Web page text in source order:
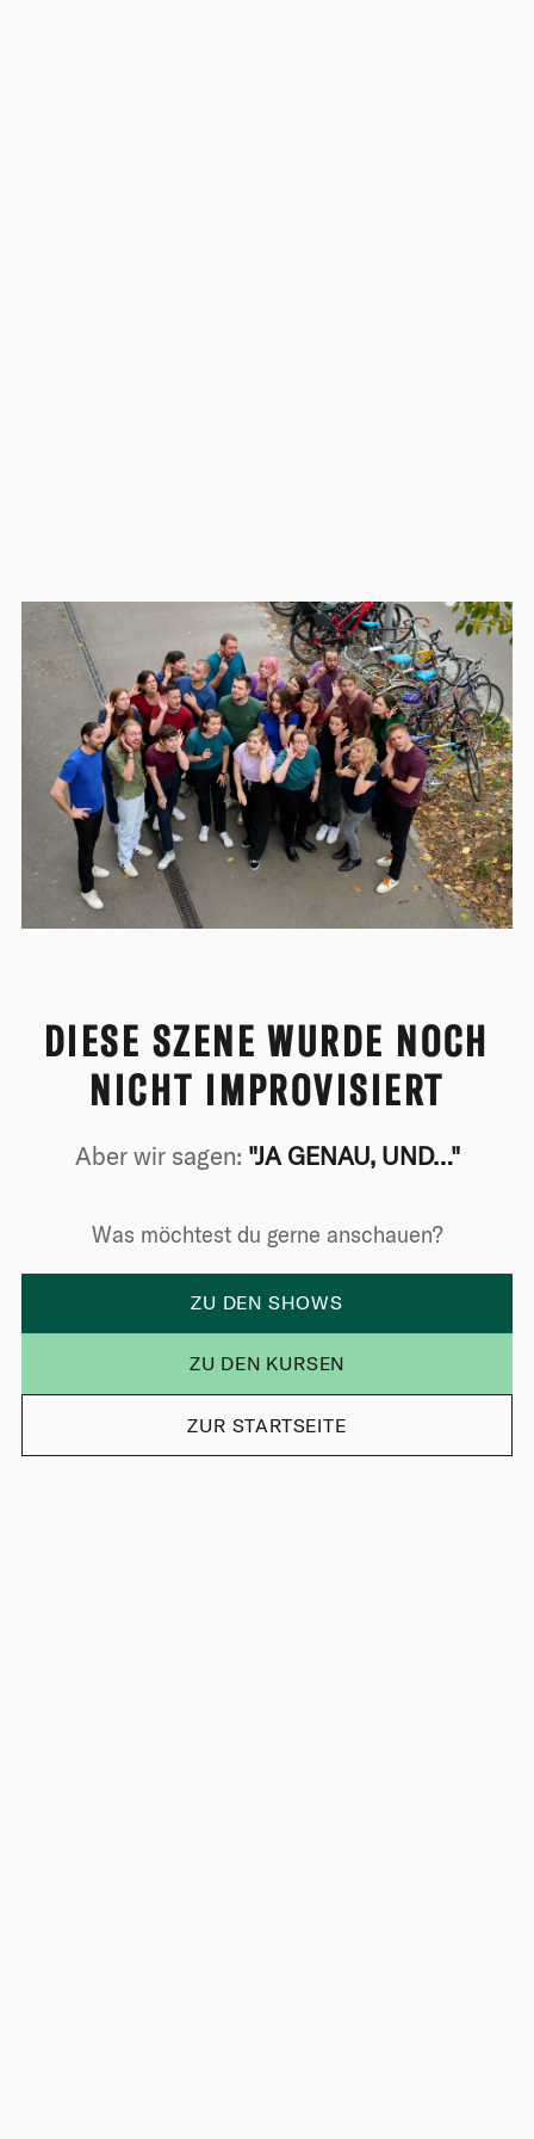
DIESE SZENE WURDE NOCH
NICHT IMPROVISIERT
Aber wir sagen: "JA GENAU, UND…"
Was möchtest du gerne anschauen?
ZU DEN SHOWS
ZU DEN KURSEN
ZUR STARTSEITE